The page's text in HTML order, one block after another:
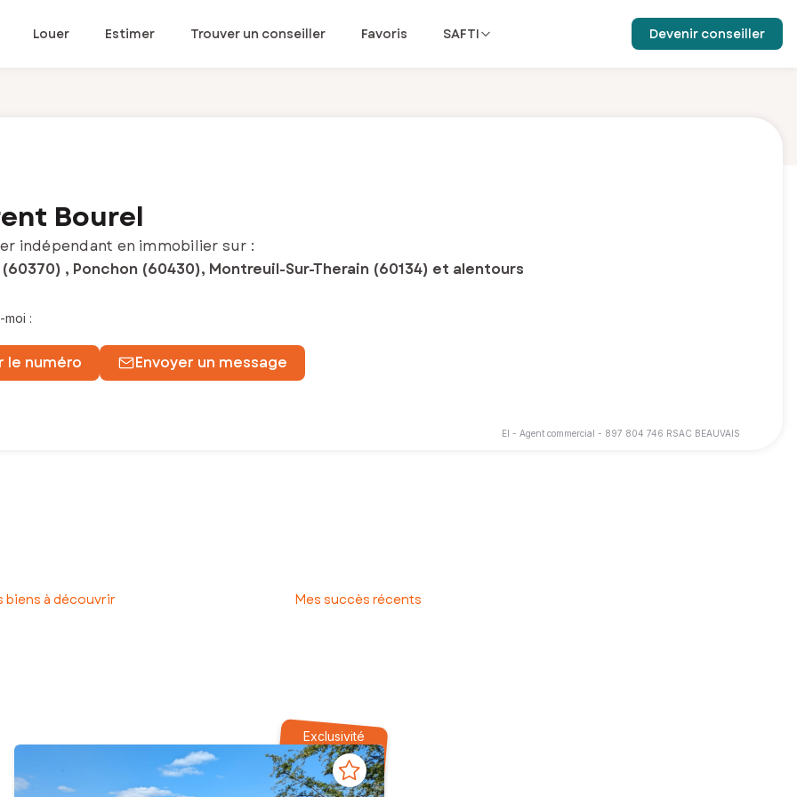
Louer Estimer Trouver un conseiller Favoris SAFTI Devenir conseiller
Bourel
indépendant en immobilier sur :
, Ponchon (60430), Montreuil-Sur-Therain (60134) et alentours
:
le numéro Envoyer un message
EI - Agent commercial - 897 804 746 RSAC BEAUVAIS
une maison, un appartement, un terrain ?
biens à découvrir Mes succès récents
Exclusivité